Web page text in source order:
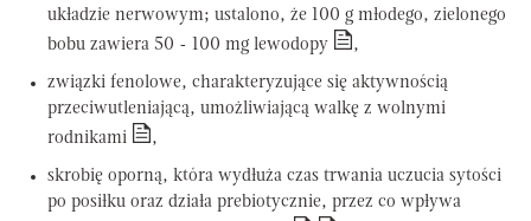
układzie nerwowym; ustalono, że 100 g młodego, zielonego
bobu zawiera 50 - 100 mg lewodopy
,
związki fenolowe, charakteryzujące się aktywnością
przeciwutleniającą, umożliwiającą walkę z wolnymi
rodnikami
,
skrobię oporną, która wydłuża czas trwania uczucia sytości
po posiłku oraz działa prebiotycznie, przez co wpływa